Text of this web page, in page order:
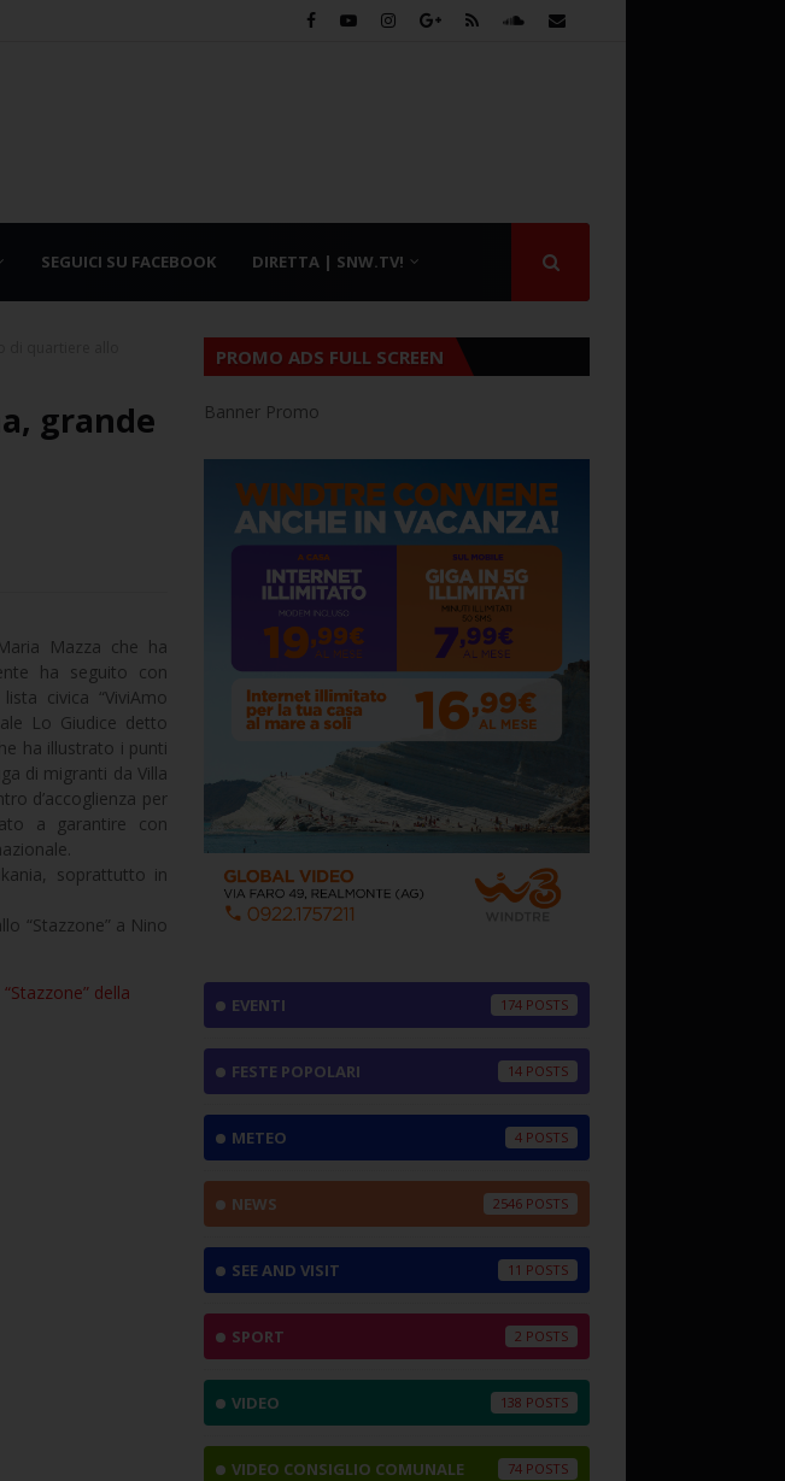
SEGUICI SU FACEBOOK DIRETTA | SNW.TV!
grande
Mazza che ha
ha seguito con
civica “ViviAmo
Lo Giudice detto
ha illustrato i punti
di migranti da Villa
d’accoglienza per
a garantire con
soprattutto in
“Stazzone” a Nino
della
PROMO ADS FULL SCREEN
Banner Promo
EVENTI 174
FESTE POPOLARI 14
METEO 4
NEWS 2546
SEE AND VISIT 11
SPORT 2
VIDEO 138
VIDEO CONSIGLIO COMUNALE 74